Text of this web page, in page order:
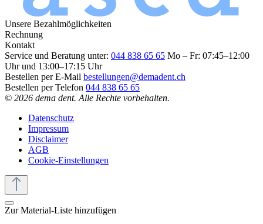
Unsere Bezahlmöglichkeiten
Rechnung
Kontakt
Service und Beratung unter: 044 838 65 65 Mo – Fr: 07:45–12:00
Uhr und 13:00–17:15 Uhr
Bestellen per E-Mail bestellungen@demadent.ch
Bestellen per Telefon 044 838 65 65
© 2026 dema dent. Alle Rechte vorbehalten.
Datenschutz
Impressum
Disclaimer
AGB
Cookie-Einstellungen
Zur Material-Liste hinzufügen